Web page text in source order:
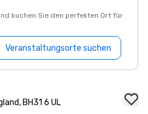
buchen Sie den perfekten Ort für
Veranstaltungsorte suchen
BH31 6 UL